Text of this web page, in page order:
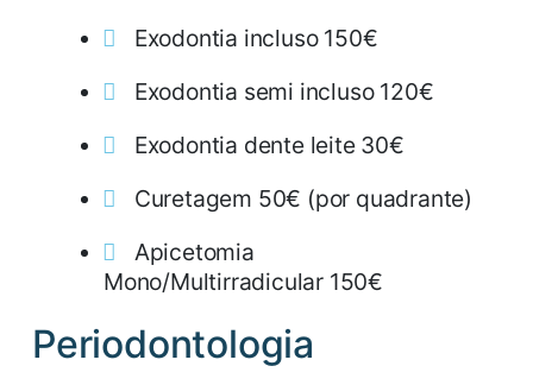
Exodontia incluso 150€
Exodontia semi incluso 120€
Exodontia dente leite 30€
Curetagem 50€ (por quadrante)
Apicetomia
Mono/Multirradicular 150€
Periodontologia